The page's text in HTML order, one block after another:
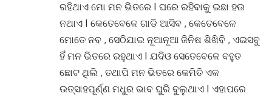
ରହିଥାଏ ମୋ ମନ ଭିତରେ I ଘରେ ରହିବାକୁ ଇଛା ହଉ
ନଥାଏ I କେତେବେଳେ ଗାଡି ଆସିବ , କେତେବେଳେ
ମୋତେ ନବ , ସେଠିଯାଇ ନୂଆନୂଆ ଜିନିଷ ଶିଖିବି , ଏଇସବୁ
ହିଁ ମନ ଭିତରେ ରହୁଥାଏ I ଯଦିଓ ସେତେବେଳେ ବହୁତ
ଛୋଟ ଥିଲି , ତଥାପି ମନ ଭିତରେ କେମିତି ଏକ
ଉତ୍ସାହପୂର୍ଣ୍ଣ ମଧୁର ଭାବ ଘୁରି ବୁଲୁଥାଏ I ଏହାପରେ